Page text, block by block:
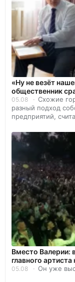
«Ну не везёт
общественник
05.08
Схожие
разный подход
предприятий,
Вместо Валерии:
главного
05.08 Он уже